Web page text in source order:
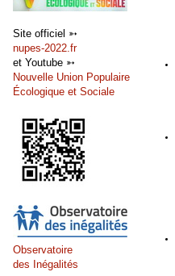
Site officiel ➳
nupes-2022.fr
et Youtube ➳
Nouvelle Union Populaire
Écologique et Sociale
Observatoire
des Inégalités